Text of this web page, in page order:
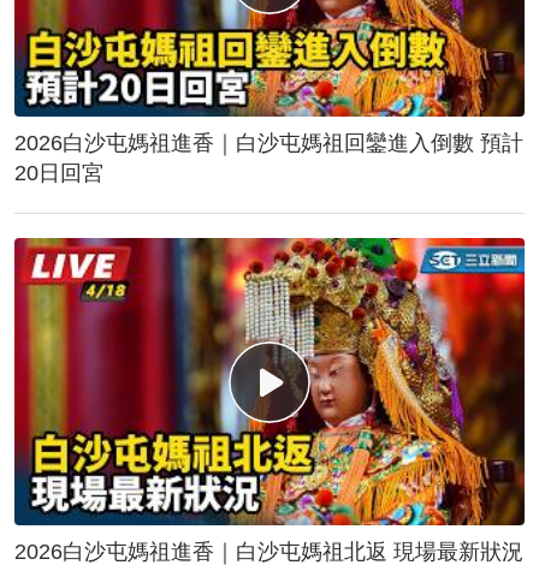
2026白沙屯媽祖進香｜白沙屯媽祖回鑾進入倒數 預計
20日回宮
2026白沙屯媽祖進香｜白沙屯媽祖北返 現場最新狀況